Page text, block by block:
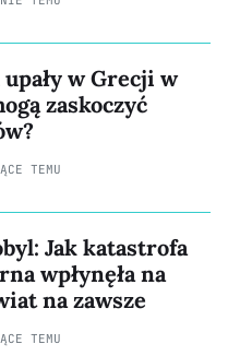
upały w Grecji w
zaskoczyć
TEMU
Jak katastrofa
wpłynęła na
na zawsze
TEMU